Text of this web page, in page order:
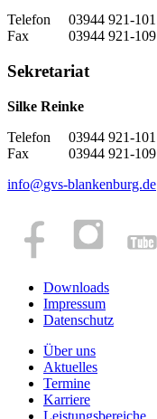
Telefon 03944 921-101
Fax 03944 921-109
Sekretariat
Silke Reinke
Telefon 03944 921-101
Fax 03944 921-109
info@gvs-blankenburg.de
Downloads
Impressum
Datenschutz
Über uns
Aktuelles
Termine
Karriere
Leistungsbereiche